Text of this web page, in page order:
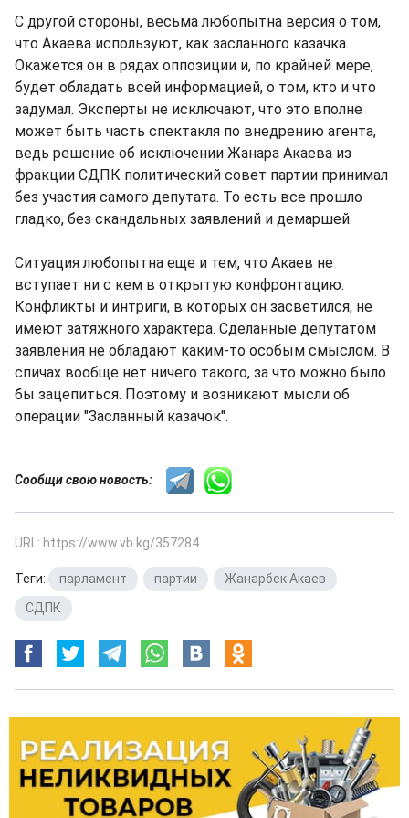
С другой стороны, весьма любопытна версия о том,
что Акаева используют, как засланного казачка.
Окажется он в рядах оппозиции и, по крайней мере,
будет обладать всей информацией, о том, кто и что
задумал. Эксперты не исключают, что это вполне
может быть часть спектакля по внедрению агента,
ведь решение об исключении Жанара Акаева из
фракции СДПК политический совет партии принимал
без участия самого депутата. То есть все прошло
гладко, без скандальных заявлений и демаршей.
Ситуация любопытна еще и тем, что Акаев не
вступает ни с кем в открытую конфронтацию.
Конфликты и интриги, в которых он засветился, не
имеют затяжного характера. Сделанные депутатом
заявления не обладают каким-то особым смыслом. В
спичах вообще нет ничего такого, за что можно было
бы зацепиться. Поэтому и возникают мысли об
операции "Засланный казачок".
Сообщи свою новость:
URL: https://www.vb.kg/357284
Теги: парламент партии Жанарбек Акаев
СДПК